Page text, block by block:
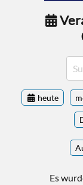
heute
Es